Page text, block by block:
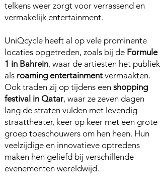
telkens weer zorgt voor verrassend en
vermakelijk entertainment.
UniQcycle heeft al op vele prominente
locaties opgetreden, zoals bij de Formule
1 in Bahrein, waar de artiesten het publiek
als roaming entertainment vermaakten.
Ook traden zij op tijdens een shopping
festival in Qatar, waar ze zeven dagen
lang de straten vulden met levendig
straattheater, keer op keer met een grote
groep toeschouwers om hen heen. Hun
veelzijdige en innovatieve optredens
maken hen geliefd bij verschillende
evenementen wereldwijd.